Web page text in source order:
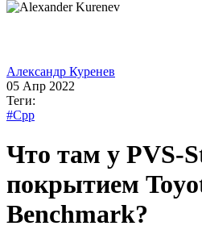
Александр Куренев
05 Апр 2022
Теги:
#Cpp
Что там у PVS-
покрытием
Benchmark?